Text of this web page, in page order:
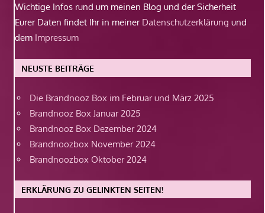
Wichtige Infos rund um meinen Blog und der Sicherheit
Eurer Daten findet Ihr in meiner Datenschutzerklärung und
dem Impressum
NEUSTE BEITRÄGE
Die Brandnooz Box im Februar und März 2025
Brandnooz Box Januar 2025
Brandnooz Box Dezember 2024
Brandnoozbox November 2024
Brandnoozbox Oktober 2024
ERKLÄRUNG ZU GELINKTEN SEITEN!